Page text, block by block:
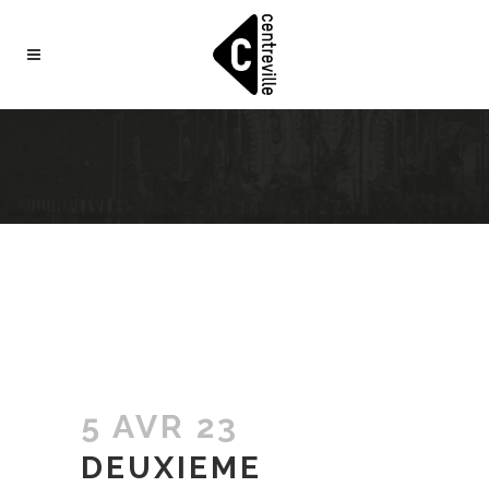
5 AVR 23
DEUXIEME